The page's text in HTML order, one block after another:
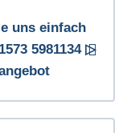
uns einfach
5981134 ▷